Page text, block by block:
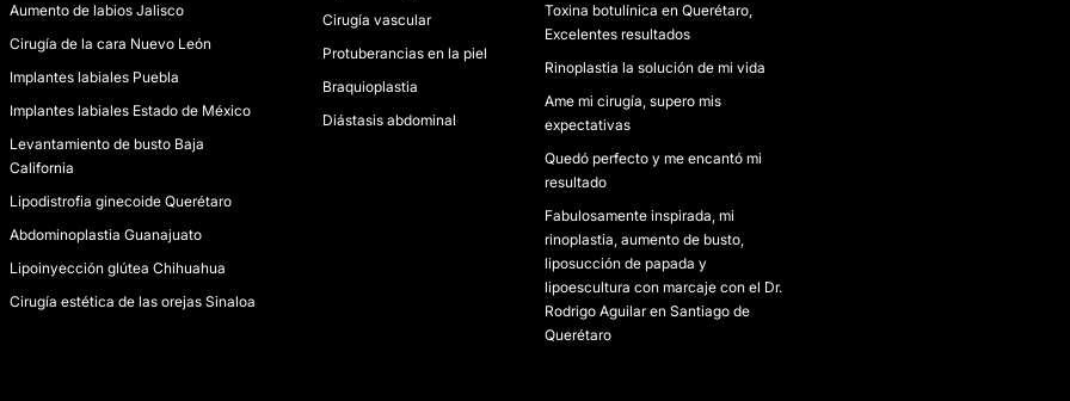
, además, para que
se encuentra
experiencia en la
Cancún, estado de
Aumento de labios Jalisco
Cirugía de la cara Nuevo León
Implantes labiales Puebla
Implantes labiales Estado de México
Levantamiento de busto Baja
California
Lipodistrofia ginecoide Querétaro
Abdominoplastia Guanajuato
Lipoinyección glútea Chihuahua
Cirugía estética de las orejas Sinaloa
Cirugía vascular
Protuberancias en la piel
Braquioplastia
Diástasis abdominal
Toxina botulínica en Querétaro,
Excelentes resultados
Rinoplastia la solución de mi vida
Ame mi cirugía, supero mis
expectativas
Quedó perfecto y me encantó mi
resultado
Fabulosamente inspirada, mi
rinoplastia, aumento de busto,
liposucción de papada y
lipoescultura con marcaje con el Dr.
Rodrigo Aguilar en Santiago de
Querétaro